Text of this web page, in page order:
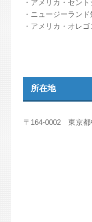
・アメリカ・セン
・ニュージーラン
・アメリカ・オレ
所在地
〒164-0002 東京都